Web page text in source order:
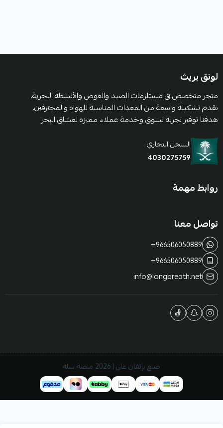
لونق بريث
متجر متخصص في مستلزمات الصيد والغوص والأنشطة البحرية.
نقدم تشكيلة واسعة من المعدات المناسبة للهواة والمحترفين.
هدفنا توفير تجربة تسوق وخدمة عملاء مميزة لعشاق البحر
السجل التجاري
4030275759
روابط مهمة
تواصل معنا
+966506050889
+966506050889
info@longbreath.net
صنع بإتقان على | 2026 منصة سلة